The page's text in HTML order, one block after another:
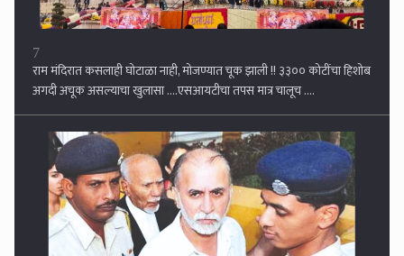
8
तरुण तेजपाल बलात्कार प्रकरणात दोषी; मुंबई उच्च न्यायालयाच्या गोवा
खंडपीठाचा निर्णय